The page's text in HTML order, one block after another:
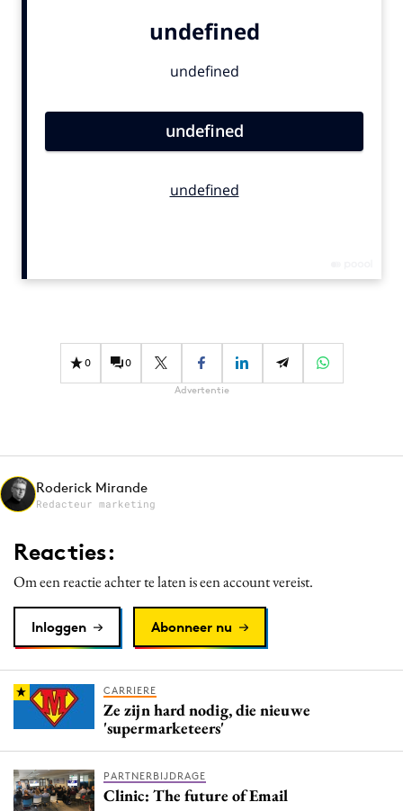
Bureaus
Effectiviteit
Martech
Media
Merkstrategie
Purpose Marketing
Reputatie & crisis
0 0
Advertentie
Roderick Mirande
Redacteur marketing
Reacties:
Om een reactie achter te laten is een account vereist.
Inloggen Abonneer nu
CARRIERE
Ze zijn hard nodig, die nieuwe
'supermarketeers'
PARTNERBIJDRAGE
Clinic: The future of Email